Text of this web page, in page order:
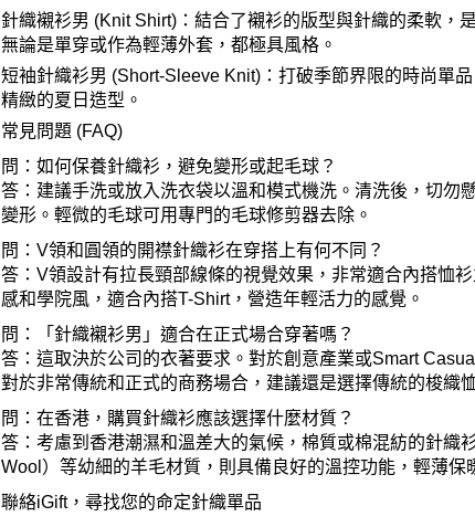
針織襯衫男 (Knit Shirt)：結合了襯衫的版型與針織的柔軟，
無論是單穿或作為輕薄外套，都極具風格。
短袖針織衫男 (Short-Sleeve Knit)：打破季節界限的時尚單
精緻的夏日造型。
常見問題 (FAQ)
問：如何保養針織衫，避免變形或起毛球？
答：建議手洗或放入洗衣袋以溫和模式機洗。清洗後，切勿
變形。輕微的毛球可用專門的毛球修剪器去除。
問： V領和圓領的開襟針織衫在穿搭上有何不同？
答： V領設計有拉長頸部線條的視覺效果，非常適合內搭恤
感和學院風，適合內搭T-Shirt，營造年輕活力的感覺。
問：「針織襯衫男」適合在正式場合穿著嗎？
答：這取決於公司的衣著要求。對於創意產業或Smart Casual
對於非常傳統和正式的商務場合，建議還是選擇傳統的梭織
問：在香港，購買針織衫應該選擇什麼材質？
答：考慮到香港潮濕和溫差大的氣候，棉質或棉混紡的針織
Wool ）等幼細的羊毛材質，則具備良好的溫控功能，輕薄保
聯絡iGift，尋找您的命定針織單品